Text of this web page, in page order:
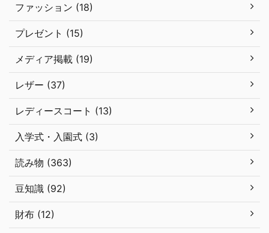
ファッション (18)
プレゼント (15)
メディア掲載 (19)
レザー (37)
レディースコート (13)
入学式・入園式 (3)
読み物 (363)
豆知識 (92)
財布 (12)